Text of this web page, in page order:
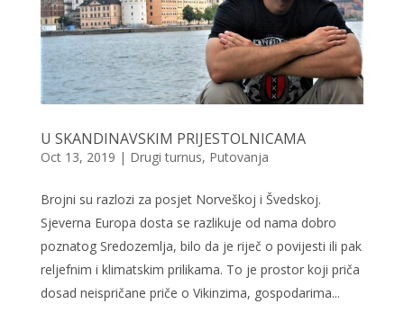
U SKANDINAVSKIM PRIJESTOLNICAMA
Oct 13, 2019 | Drugi turnus, Putovanja
Brojni su razlozi za posjet Norveškoj i Švedskoj.
Sjeverna Europa dosta se razlikuje od nama dobro
poznatog Sredozemlja, bilo da je riječ o povijesti ili pak
reljefnim i klimatskim prilikama. To je prostor koji priča
dosad neispričane priče o Vikinzima, gospodarima...